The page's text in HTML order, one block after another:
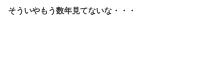
そういやもう数年見てないな・・・